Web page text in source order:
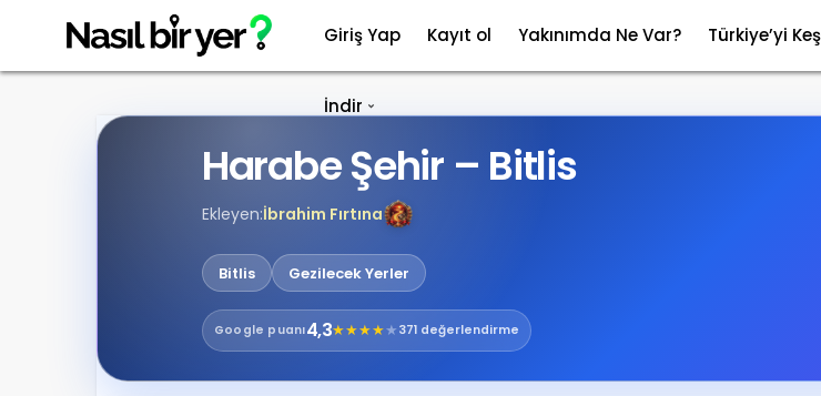
Giriş Yap Kayıt ol Yakınımda Ne Var? Türkiye’yi
İndir
Harabe Şehir – Bitlis
Ekleyen:İbrahim Fırtına
Bitlis Gezilecek Yerler
Google puanı4,3★★★★★ 371 değerlendirme